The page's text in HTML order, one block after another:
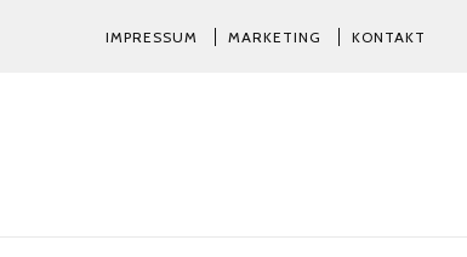
IMPRESSUM MARKETING KONTAKT